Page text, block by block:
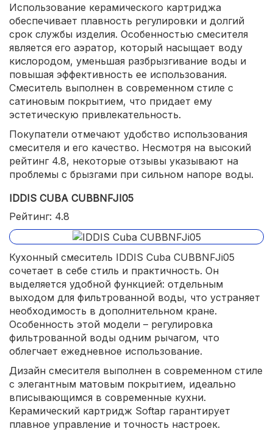
Использование керамического картриджа
обеспечивает плавность регулировки и долгий
срок службы изделия. Особенностью смесителя
является его аэратор, который насыщает воду
кислородом, уменьшая разбрызгивание воды и
повышая эффективность ее использования.
Смеситель выполнен в современном стиле с
сатиновым покрытием, что придает ему
эстетическую привлекательность.
Покупатели отмечают удобство использования
смесителя и его качество. Несмотря на высокий
рейтинг 4.8, некоторые отзывы указывают на
проблемы с брызгами при сильном напоре воды.
IDDIS CUBA CUBBNFJI05
Рейтинг: 4.8
Кухонный смеситель IDDIS Cuba CUBBNFJi05
сочетает в себе стиль и практичность. Он
выделяется удобной функцией: отдельным
выходом для фильтрованной воды, что устраняет
необходимость в дополнительном кране.
Особенность этой модели – регулировка
фильтрованной воды одним рычагом, что
облегчает ежедневное использование.
Дизайн смесителя выполнен в современном стиле
с элегантным матовым покрытием, идеально
вписывающимся в современные кухни.
Керамический картридж Softap гарантирует
плавное управление и точность настроек.